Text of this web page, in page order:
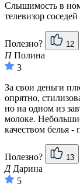
Слышимость в
телевизор
Полезно? 12
ППолина
3
За свои деньги
опрятно,
но на одном из
молоке.
качеством белья -
Полезно? 13
ДДарина
5